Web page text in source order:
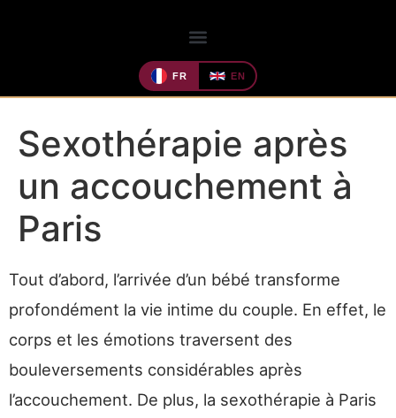
FR EN
Sexothérapie après
un accouchement à
Paris
Tout d’abord, l’arrivée d’un bébé transforme
profondément la vie intime du couple. En effet, le
corps et les émotions traversent des
bouleversements considérables après
l’accouchement. De plus, la sexothérapie à Paris